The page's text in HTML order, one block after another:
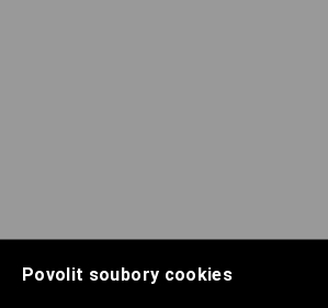
Povolit soubory cookies